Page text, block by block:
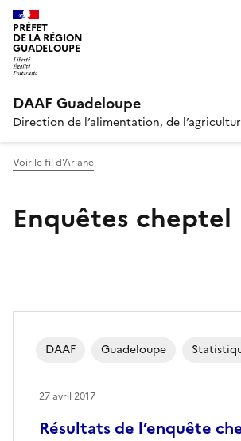
PRÉFET
DE LA RÉGION
GUADELOUPE
DAAF Guadeloupe
Direction de l’alimentation, de
Voir le fil d'Ariane
Enquêtes cheptel
Résultats de l’enquête
DAAF Guadeloupe
27 avril 2017